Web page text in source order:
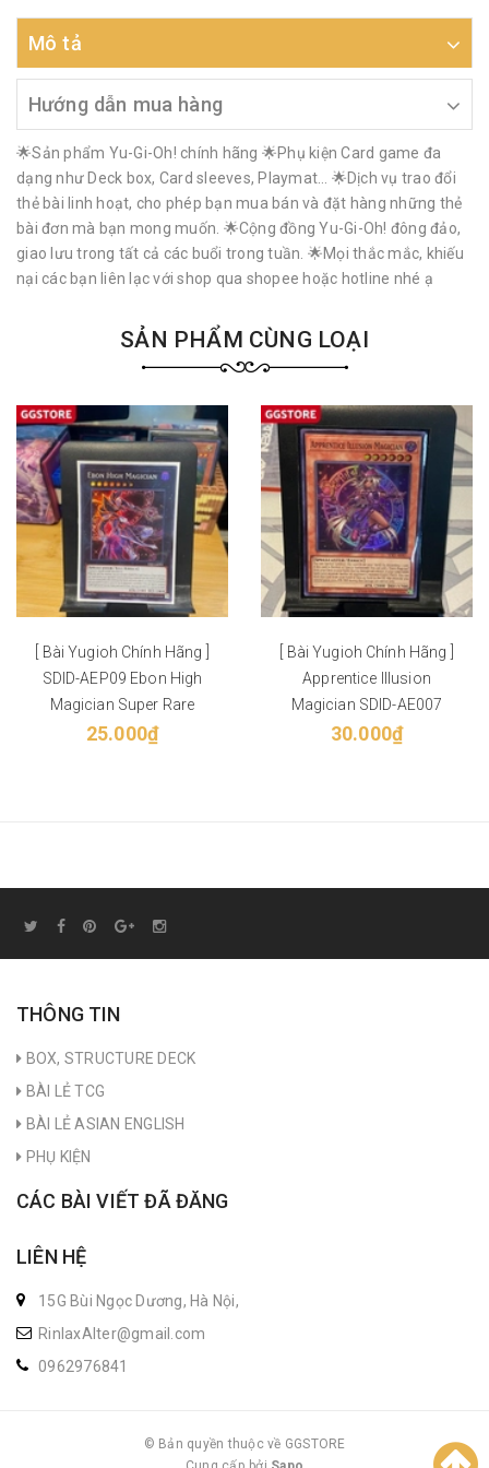
Mô tả
Hướng dẫn mua hàng
🌟Sản phẩm Yu-Gi-Oh! chính hãng 🌟Phụ kiện Card game đa
dạng như Deck box, Card sleeves, Playmat… 🌟Dịch vụ trao đổi
thẻ bài linh hoạt, cho phép bạn mua bán và đặt hàng những thẻ
bài đơn mà bạn mong muốn. 🌟Cộng đồng Yu-Gi-Oh! đông đảo,
giao lưu trong tất cả các buổi trong tuần. 🌟Mọi thắc mắc, khiếu
nại các bạn liên lạc với shop qua shopee hoặc hotline nhé ạ
SẢN PHẨM CÙNG LOẠI
[ Bài Yugioh Chính Hãng ]
SDID-AEP09 Ebon High
Magician Super Rare
25.000₫
[ Bài Yugioh Chính Hãng ]
Apprentice Illusion
Magician SDID-AE007
30.000₫
THÔNG TIN
BOX, STRUCTURE DECK
BÀI LẺ TCG
BÀI LẺ ASIAN ENGLISH
PHỤ KIỆN
CÁC BÀI VIẾT ĐÃ ĐĂNG
LIÊN HỆ
15G Bùi Ngọc Dương, Hà Nội,
RinlaxAlter@gmail.com
0962976841
© Bản quyền thuộc về GGSTORE